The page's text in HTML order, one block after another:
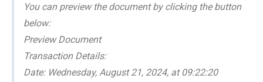
You can preview the document by clicking the button
below:
Preview Document
Transaction Details:
Date: Wednesday, August 21, 2024, at 09:22:20